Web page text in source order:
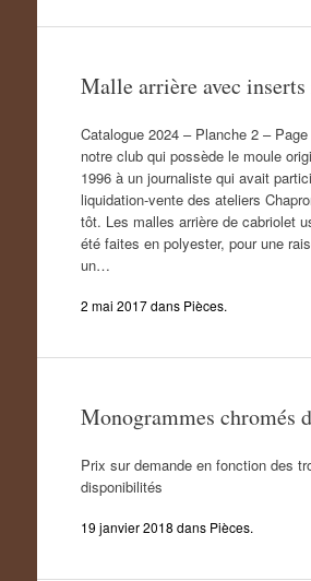
Malle arrière avec
Catalogue 2024 – Planche 2 – Page
notre club qui possède le moule
1996 à un journaliste qui avait
liquidation-vente des ateliers
tôt. Les malles arrière de cabriolet
été faites en polyester, pour une
un…
2 mai 2017dans Pièces.
Monogrammes chromés
Prix sur demande en fonction des
disponibilités
19 janvier 2018 dans Pièces.